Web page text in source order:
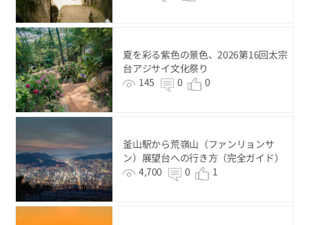
夏を彩る紫色の景色、2026第16回太宗
台アジサイ文化祭り
145
0 0
釜山駅から荒嶺山（ファンリョンサ
ン）展望台への行き方（完全ガイド）
4,700
0 1